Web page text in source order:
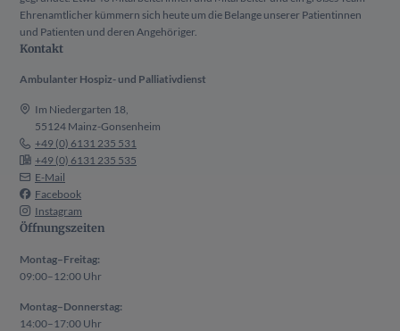
Ehrenamtlicher kümmern sich heute um die Belange unserer Patientinnen
und Patienten und deren Angehöriger.
Kontakt
Ambulanter Hospiz- und Palliativdienst
Im Niedergarten 18,
55124 Mainz-Gonsenheim
+49 (0) 6131 235 531
+49 (0) 6131 235 535
E-Mail
Facebook
Instagram
Öffnungszeiten
Montag–Freitag:
09:00–12:00 Uhr
Montag–Donnerstag:
14:00–17:00 Uhr